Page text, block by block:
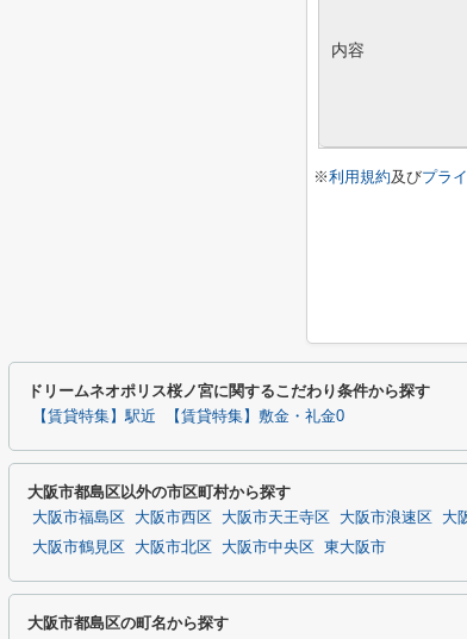
内容
※利用規約及びプラ
ドリームネオポリス桜ノ宮に関するこだわり条件から探す
【賃貸特集】駅近 【賃貸特集】敷金・礼金0
大阪市都島区以外の市区町村から探す
大阪市福島区 大阪市西区 大阪市天王寺区 大阪市浪速区 大
大阪市鶴見区
大阪市北区 大阪市中央区 東大阪市
大阪市都島区の町名から探す